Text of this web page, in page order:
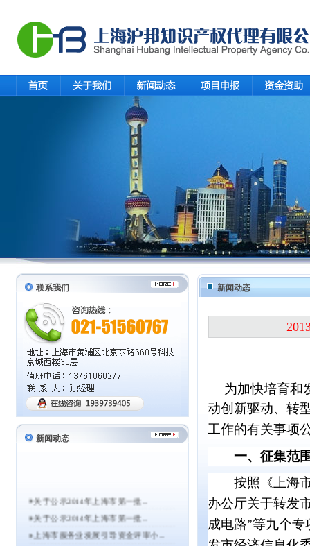
联系我们
新闻动态
关于公示2014年上海市第一批...
关于公示2014年上海市第一批...
上海市服务业发展引导资金评审小...
新闻动态
为加快培育和
动创新驱动、转
工作的有关事项
一、征集范
按照《上海市
办公厅关于转发
成电路”等九个专